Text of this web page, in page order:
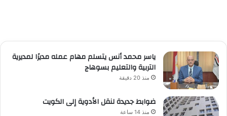
ياسر محمد أنس يتسلم مهام عمله مديرًا لمديرية
التربية والتعليم بسوهاج
منذ 20 دقيقة
ضوابط جديدة لنقل الأدوية إلى الكويت
منذ 14 ساعة